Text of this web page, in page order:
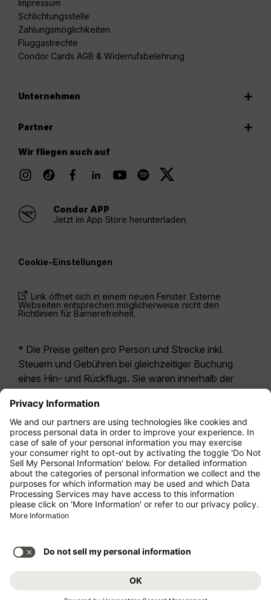
Impressum
Schlichtungsstelle
Zahlungsmöglichkeiten
Fluggastrechte
Condor Cards AGB & Widerrufsbelehrung
Unternehmen
Partner
Wir fliegen auch auf
Condor APP
Jetzt im App Store herunterladen.
Cookie-Einstellungen
Link öffnet sich in einem neuen Fenster. Externe
Webseiten entsprechen möglicherweise nicht den
Richtlinien für Barrierefreiheit.
* Die Preise gelten pro Person und Strecke inkl.
Steuern und Gebühren bei gleichzeitiger Buchung
eines Hin- und Rückflugs. Sie waren innerhalb der
möglicherweise nicht mehr aktuell. Bei den für die
Economy Class angegebenen Tarifen handelt es
sich i.d.R. um Economy Zero, unsere restriktivste
Tarifoption. Es können hierfür zusätzliche Gebühren
fürAufgabegepäck oder für andere optionale
Leistungen anfallen. Es gelten dieAllgemeinen
Geschäftsbedingungen .